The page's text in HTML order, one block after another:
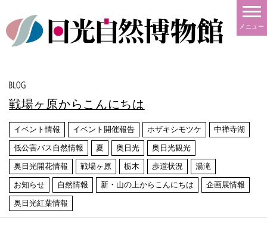
メニュー
戦場ヶ原からこんにちは
イベント情報 イベント開催報告 ホザキシモツケ 中禅寺湖
低公害バス自然情報 夏 奥日光 奥日光観光
奥日光開花情報 戦場ヶ原 栃木 歩道状況 湯滝
お知らせ 自然情報 新・山の上からこんにちは 企画展情報
奥日光紅葉情報